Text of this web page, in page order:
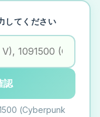
してください
認
(Cyberpunk